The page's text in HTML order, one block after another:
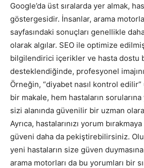
Google’da üst sıralarda yer almak,
göstergesidir. İnsanlar, arama
sayfasındaki sonuçları genellikle
olarak algılar. SEO ile optimize
bilgilendirici içerikler ve hasta dostu
desteklendiğinde, profesyonel
Örneğin, “diyabet nasıl kontrol edilir”
bir makale, hem hastaların
sizi alanında güvenilir bir uzman
Ayrıca, hastalarınızı yorum
güveni daha da pekiştirebilirsiniz.
yeni hastaların size güven
arama motorları da bu yorumları bir